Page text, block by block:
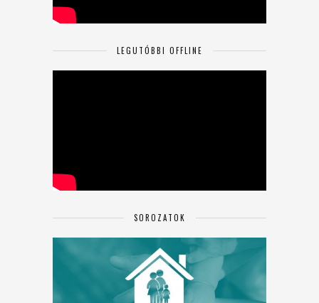
LEGUTÓBBI OFFLINE
SOROZATOK